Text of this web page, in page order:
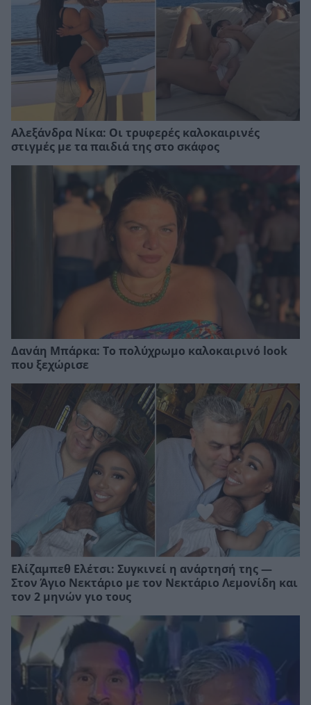
Αλεξάνδρα Νίκα: Οι τρυφερές καλοκαιρινές
στιγμές με τα παιδιά της στο σκάφος
Δανάη Μπάρκα: Το πολύχρωμο καλοκαιρινό look
που ξεχώρισε
Ελίζαμπεθ Ελέτσι: Συγκινεί η ανάρτησή της —
Στον Άγιο Νεκτάριο με τον Νεκτάριο Λεμονίδη και
τον 2 μηνών γιο τους